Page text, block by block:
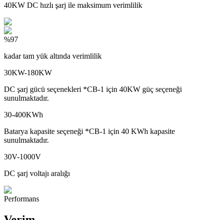
40KW DC hızlı şarj ile maksimum verimlilik
%97
kadar tam yük altında verimlilik
30KW-180KW
DC şarj gücü seçenekleri *CB-1 için 40KW güç seçeneği
sunulmaktadır.
30-400KWh
Batarya kapasite seçeneği *CB-1 için 40 KWh kapasite
sunulmaktadır.
30V-1000V
DC şarj voltajı aralığı
Performans